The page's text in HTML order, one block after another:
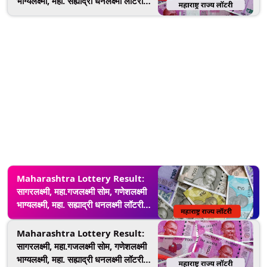
Maharashtra Lottery Result:
सागरलक्ष्मी, महा.गजलक्ष्मी सोम, गणेशलक्ष्मी
भाग्यलक्ष्मी, महा. सह्याद्री धनलक्ष्मी लॉटरीची
आज सोडत;
lottery.maharashtra.gov.in वर
घ्या जाणून निकाल
Maharashtra Lottery Result:
सागरलक्ष्मी, महा.गजलक्ष्मी सोम, गणेशलक्ष्मी
भाग्यलक्ष्मी, महा. सह्याद्री धनलक्ष्मी लॉटरीची